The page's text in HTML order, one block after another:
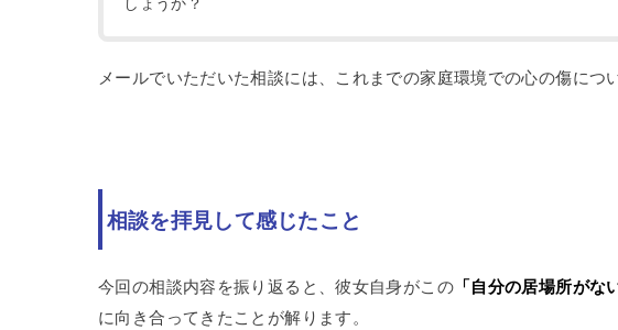
メールでいただいた相談には、これまでの家庭環境での心の傷につ
相談を拝見して感じたこと
今回の相談内容を振り返ると、彼女自身がこの「自分の居場所がな
に向き合ってきたことが解ります。